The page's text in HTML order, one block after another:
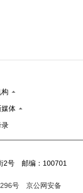
体
录
2号 邮编：100701
号
京公网安备